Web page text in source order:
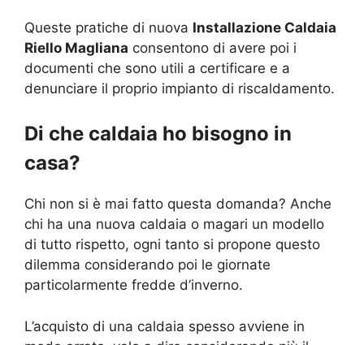
Queste pratiche di nuova Installazione Caldaia
Riello Magliana consentono di avere poi i
documenti che sono utili a certificare e a
denunciare il proprio impianto di riscaldamento.
Di che caldaia ho bisogno in
casa?
Chi non si è mai fatto questa domanda? Anche
chi ha una nuova caldaia o magari un modello
di tutto rispetto, ogni tanto si propone questo
dilemma considerando poi le giornate
particolarmente fredde d’inverno.
L’acquisto di una caldaia spesso avviene in